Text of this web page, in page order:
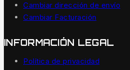
Cambiar dirección de envío
Cambiar Facturación
INFORMACIÓN LEGAL
Política de privacidad